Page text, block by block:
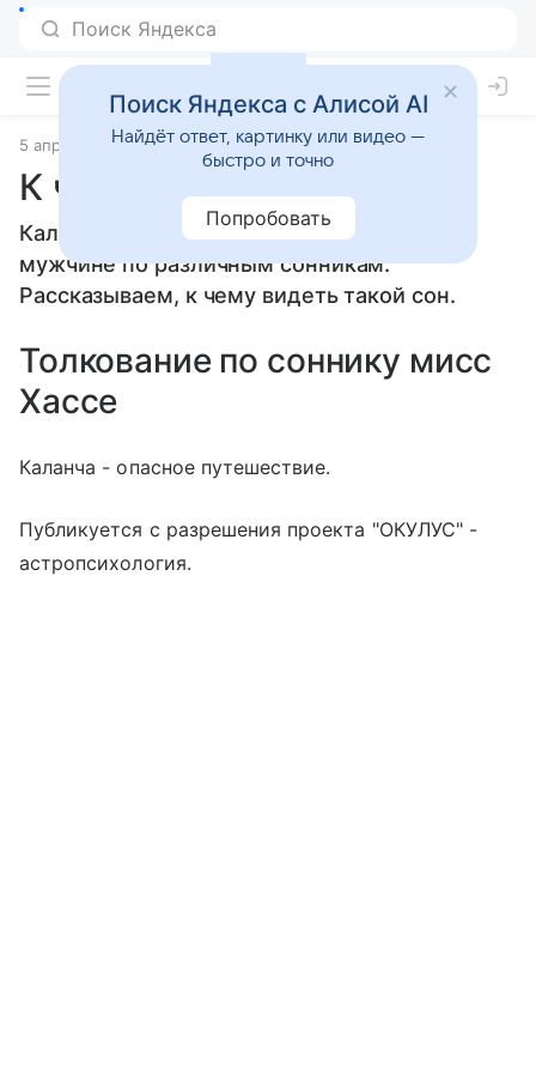
5 апреля 2010 Сонники
К чему снится Каланча
Каланча: толкование сна женщине или
мужчине по различным сонникам.
Рассказываем, к чему видеть такой сон.
Толкование по соннику мисс
Хассе
Каланча - опасное путешествие.
Публикуется с разрешения проекта "ОКУЛУС" -
астропсихология.
Поиск Яндекса с Алисой AI
Найдёт ответ, картинку или видео —
быстро и точно
Попробовать